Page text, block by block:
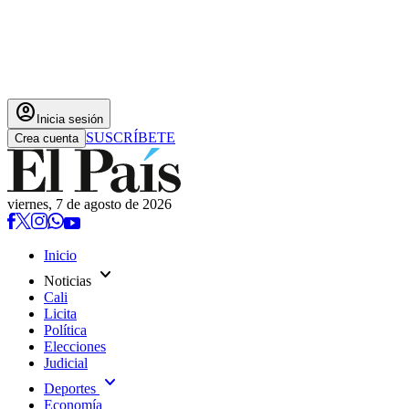
account_circle Inicia sesión
Crea cuenta SUSCRÍBETE
viernes, 7 de agosto de 2026
Inicio
Noticias expand_more
Cali
Licita
Política
Elecciones
Judicial
Deportes expand_more
Economía